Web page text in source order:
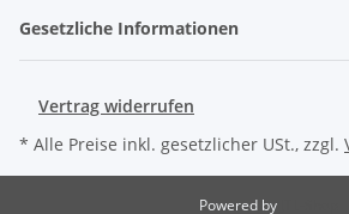
Gesetzliche Informationen
Vertrag widerrufen
* Alle Preise inkl. gesetzlicher USt., zzgl.
Powered by